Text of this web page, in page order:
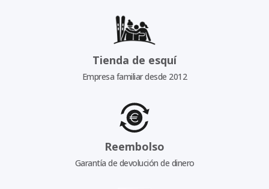
Tienda de esquí
Empresa familiar desde 2012
Reembolso
Garantía de devolución de dinero